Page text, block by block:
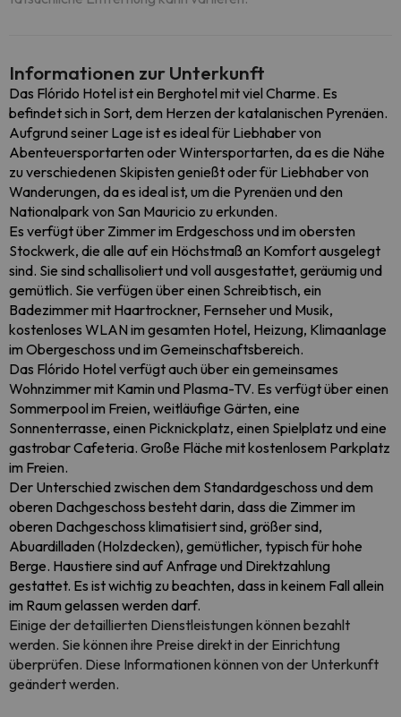
Informationen zur Unterkunft
Das Flórido Hotel ist ein Berghotel mit viel Charme. Es
befindet sich in Sort, dem Herzen der katalanischen Pyrenäen.
Aufgrund seiner Lage ist es ideal für Liebhaber von
Abenteuersportarten oder Wintersportarten, da es die Nähe
zu verschiedenen Skipisten genießt oder für Liebhaber von
Wanderungen, da es ideal ist, um die Pyrenäen und den
Nationalpark von San Mauricio zu erkunden.
Es verfügt über Zimmer im Erdgeschoss und im obersten
Stockwerk, die alle auf ein Höchstmaß an Komfort ausgelegt
sind. Sie sind schallisoliert und voll ausgestattet, geräumig und
gemütlich. Sie verfügen über einen Schreibtisch, ein
Badezimmer mit Haartrockner, Fernseher und Musik,
kostenloses WLAN im gesamten Hotel, Heizung, Klimaanlage
im Obergeschoss und im Gemeinschaftsbereich.
Das Flórido Hotel verfügt auch über ein gemeinsames
Wohnzimmer mit Kamin und Plasma-TV. Es verfügt über einen
Sommerpool im Freien, weitläufige Gärten, eine
Sonnenterrasse, einen Picknickplatz, einen Spielplatz und eine
gastrobar Cafeteria. Große Fläche mit kostenlosem Parkplatz
im Freien.
Der Unterschied zwischen dem Standardgeschoss und dem
oberen Dachgeschoss besteht darin, dass die Zimmer im
oberen Dachgeschoss klimatisiert sind, größer sind,
Abuardilladen (Holzdecken), gemütlicher, typisch für hohe
Berge. Haustiere sind auf Anfrage und Direktzahlung
gestattet. Es ist wichtig zu beachten, dass in keinem Fall allein
im Raum gelassen werden darf.
Einige der detaillierten Dienstleistungen können bezahlt
werden. Sie können ihre Preise direkt in der Einrichtung
überprüfen. Diese Informationen können von der Unterkunft
geändert werden.